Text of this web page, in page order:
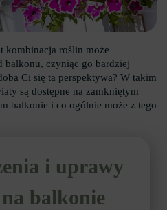
kombinacja roślin może
balkonu, czyniąc go bardziej
Ci się ta perspektywa? W takim
są dostępne na zamkniętym
balkonie i co ogólnie może z tego
i uprawy
balkonie